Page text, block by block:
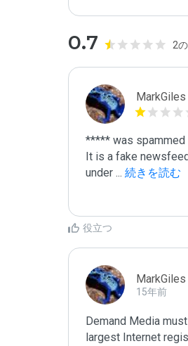
0.7 2
MarkGiles
***** was spammed
It is a fake
under ... 続きを読む
役立つ
MarkGiles
15年前
Demand Media
largest Internet